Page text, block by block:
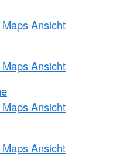
Ansicht
Ansicht
Ansicht
Ansicht